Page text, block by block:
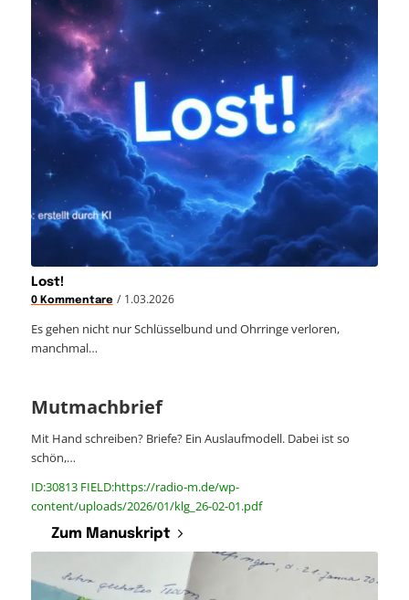
Lost!
0 Kommentare / 1.03.2026
Es gehen nicht nur Schlüsselbund und Ohrringe verloren,
manchmal…
Mutmachbrief
Mit Hand schreiben? Briefe? Ein Auslaufmodell. Dabei ist so
schön,…
ID:30813 FIELD:https://radio-m.de/wp-
content/uploads/2026/01/klg_26-02-01.pdf
Zum Manuskript